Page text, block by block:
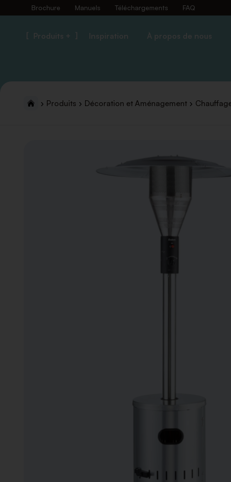
Brochure Manuels Téléchargements FAQ
Produits + Inspiration À propos de nous
Produits Décoration et Aménagement